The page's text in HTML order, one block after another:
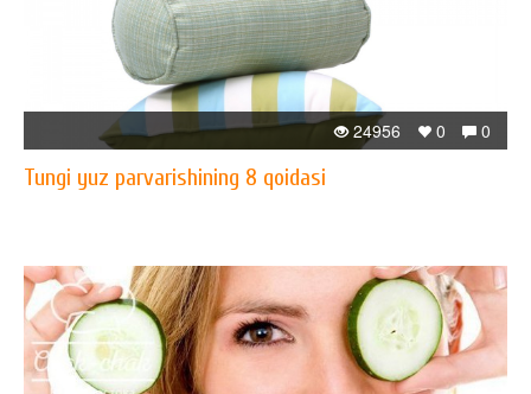
0
0
24956
Tungi yuz parvarishining 8 qoidasi